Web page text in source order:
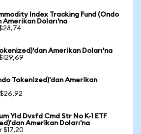
Index Tracking Fund (Ondo
Amerikan Doları'na
Amerikan Doları'na
Tokenized)'dan Amerikan
Yld Dvsfd Cmd Str No K-1 ETF
Amerikan Doları'na
$17,20